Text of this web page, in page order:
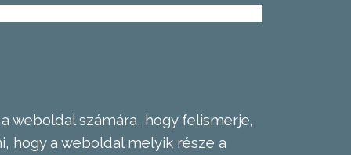
weboldal számára, hogy felismerje,
hogy a weboldal melyik része a